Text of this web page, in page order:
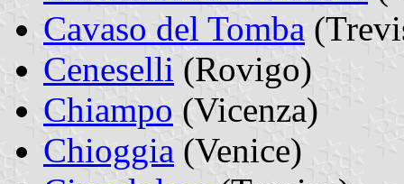
Cavaso del Tomba
Ceneselli (Rovigo)
Chiampo (Vicenza)
Chioggia (Venice)